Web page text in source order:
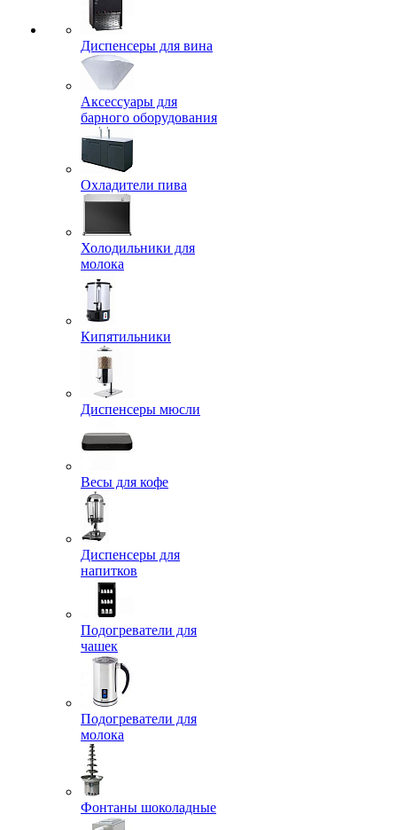
Диспенсеры для вина
Аксессуары для
барного оборудования
Охладители пива
Холодильники для
молока
Кипятильники
Диспенсеры мюсли
Весы для кофе
Диспенсеры для
напитков
Подогреватели для
чашек
Подогреватели для
молока
Фонтаны шоколадные